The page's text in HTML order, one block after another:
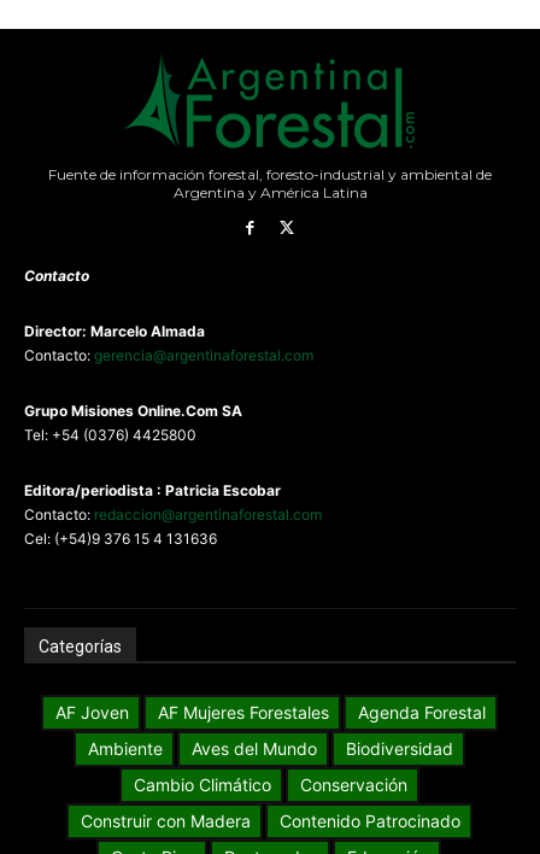
Fuente de información forestal, foresto-industrial y ambiental de
Argentina y América Latina
Contacto
Director: Marcelo Almada
Contacto: gerencia@argentinaforestal.com
Grupo Misiones Online.Com SA
Tel: +54 (0376) 4425800
Editora/periodista : Patricia Escobar
Contacto: redaccion@argentinaforestal.com
Cel: (+54)9 376 15 4 131636
Categorías
AF Joven AF Mujeres Forestales
Agenda Forestal
Ambiente
Aves del Mundo
Biodiversidad
Cambio Climático
Conservación
Construir con Madera
Contenido Patrocinado